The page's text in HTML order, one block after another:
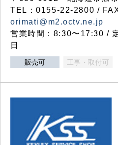
TEL：0155-22-2800 /
orimati@m2.octv.ne.jp
営業時間：8:30〜17:30 /
日
販売可 工事・取付可